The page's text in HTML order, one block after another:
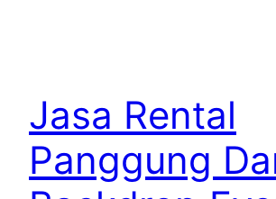
Jasa Rental
Panggung